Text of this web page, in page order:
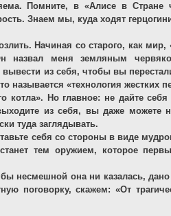
Помните, в «Алисе в Стране
Знаем мы, куда ходят
Начиная со старого, как мир,
назвал меня земляным
из себя, чтобы вы
называется «технология жестких
котла». Но главное: не дайте
из себя, вы даже можете
туда заглядывать.
себя со стороны в виде
тем оружием, которое
несмешной она ни казалась,
поговорку, скажем: «От